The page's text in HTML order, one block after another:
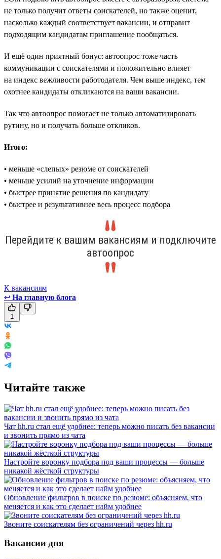
не только получит ответы соискателей, но также оценит,
насколько каждый соответствует вакансии, и отправит
подходящим кандидатам приглашение пообщаться.
И ещё один приятный бонус: автоопрос тоже часть
коммуникации с соискателями и положительно влияет
на индекс вежливости работодателя. Чем выше индекс, тем
охотнее кандидаты откликаются на ваши вакансии.
Так что автоопрос помогает не только автоматизировать
рутину, но и получать больше откликов.
Итого:
• меньше «слепых» резюме от соискателей
• меньше усилий на уточнение информации
• быстрее принятие решения по кандидату
• быстрее и результативнее весь процесс подбора
Перейдите к вашим вакансиям и подключите
автоопрос
К вакансиям
↩ На главную блога
1
Читайте также
Чат hh.ru стал ещё удобнее: теперь можно писать без вакансии
и звонить прямо из чата
Настройте воронку подбора под ваши процессы — больше
никакой жёсткой структуры
Обновление фильтров в поиске по резюме: объясняем, что
меняется и как это сделает найм удобнее
Звоните соискателям без ограничений через hh.ru
Вакансии дня